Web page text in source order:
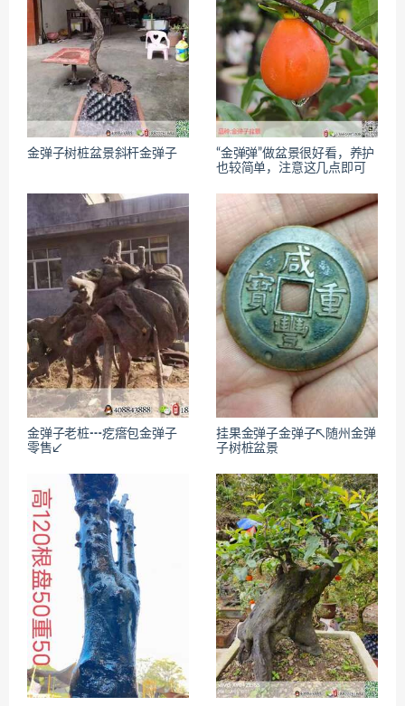
金弹子树桩盆景斜杆金弹子
“金弹弹”做盆景很好看，养护
也较简单，注意这几点即可
金弹子老桩┅疙瘩包金弹子
零售↙
挂果金弹子金弹子↖随州金弹
子树桩盆景